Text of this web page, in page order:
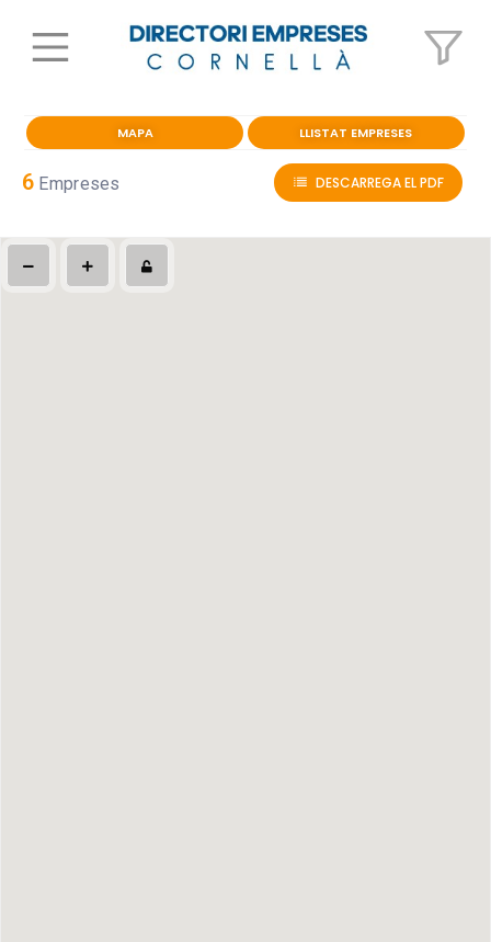
MAPA LLISTAT EMPRESES
6 Empreses DESCARREGA EL PDF